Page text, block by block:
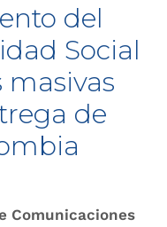
del
Social
masivas
de
Comunicaciones